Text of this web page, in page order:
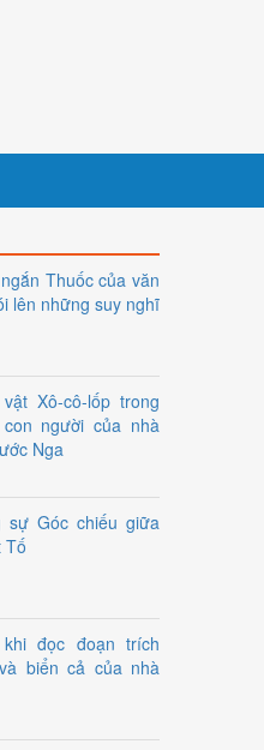
Thuốc của văn
lên những suy nghĩ
Xô-cô-lốp trong
người của nhà
Nga
sự Góc chiếu giữa
Tố
đọc đoạn trích
biển cả của nhà